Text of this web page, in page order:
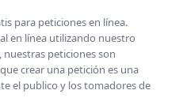
para peticiones en línea.
en línea utilizando nuestro
nuestras peticiones son
crear una petición es una
el publico y los tomadores de